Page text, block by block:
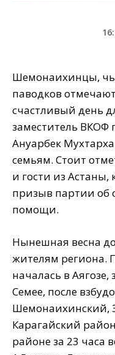
Шемонаихинцы,
паводков
счастливый день
заместитель ВКОФ
Ануарбек
семьям. Стоит
и гости из Астаны,
призыв партии об
помощи.
Нынешная весна
жителям региона.
началась в
Семее, после
Шемонаихинский,
Карагайский
районе за 23 часа